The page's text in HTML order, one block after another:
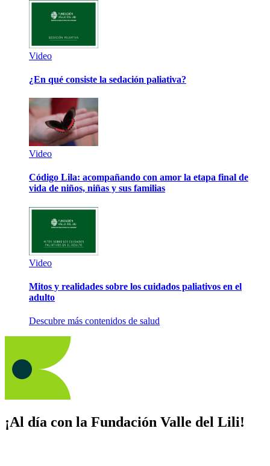
Video
¿En qué consiste la sedación paliativa?
Video
Código Lila: acompañando con amor la etapa final de
vida de niños, niñas y sus familias
Video
Mitos y realidades sobre los cuidados paliativos en el
adulto
Descubre más contenidos de salud
¡Al día con la Fundación Valle del Lili!